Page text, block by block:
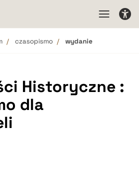
czasopismo wydanie
Historyczne :
dla